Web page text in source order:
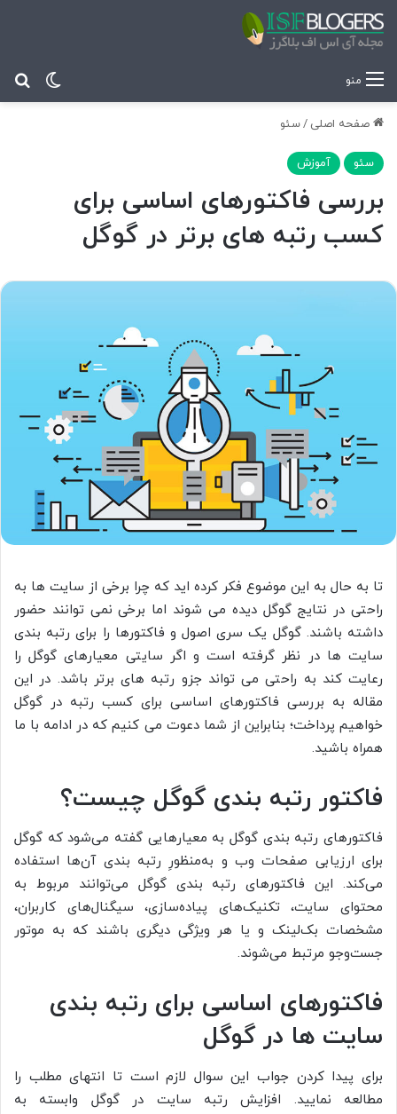
تغییر منو
صفحه اصلی /سئو
سئو آموزش
بررسی فاکتورهای اساسی برای
کسب رتبه های برتر در گوگل
تا به حال به این موضوع فکر کرده اید که چرا برخی از سایت ها به
راحتی در نتایج گوگل دیده می شوند اما برخی نمی توانند حضور
داشته باشند. گوگل یک سری اصول و فاکتورها را برای رتبه بندی
سایت ها در نظر گرفته است و اگر سایتی معیارهای گوگل را
رعایت کند به راحتی می تواند جزو رتبه های برتر باشد. در این
مقاله به بررسی فاکتورهای اساسی برای کسب رتبه در گوگل
خواهیم پرداخت؛ بنابراین از شما دعوت می کنیم که در ادامه با ما
همراه باشید.
فاکتور رتبه بندی گوگل چیست؟
فاکتورهای رتبه بندی گوگل به معیارهایی گفته می‌شود که گوگل
برای ارزیابی صفحات وب و به‌منظورِ رتبه‌ بندی آن‌ها استفاده
می‌کند. این فاکتورهای رتبه بندی گوگل می‌توانند مربوط به
محتوای سایت، تکنیک‌های پیاده‌سازی، سیگنال‌های کاربران،
مشخصات بک‌لینک و یا هر ویژگی دیگری باشند که به موتور
جست‌و‌جو مرتبط می‌شوند.
فاکتورهای اساسی برای رتبه بندی
سایت ها در گوگل
برای پیدا کردن جواب این سوال لازم است تا انتهای مطلب را
مطالعه نمایید. افزایش رتبه سایت در گوگل وابسته به